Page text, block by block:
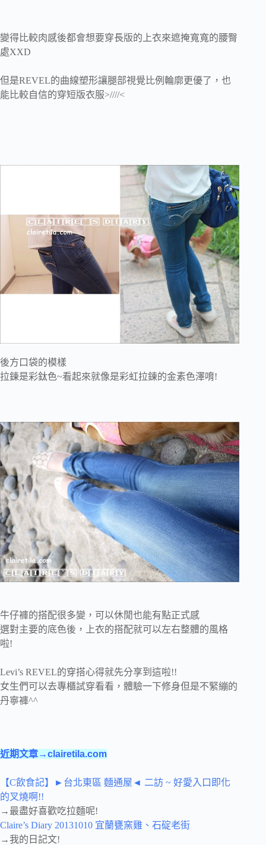
變得比較肉感後都會想要穿長版的上衣來遮掩寬寬的腰臀
處XXD
但是REVEL的曲線塑形讓腿部視覺比例輪廓更優了，也
能比較自信的穿短版衣服>////<
後方口袋的模樣
拉鍊是彩鈦色~看起來就像是彩虹拉鍊的金素色澤唷!
牛仔褲的搭配很多變，可以休閒也能有點正式感
選對主要的底色後，上衣的搭配就可以左右整體的風格
啦!
Levi’s REVEL的穿搭心得就先分享到這啦!!
女生們可以去專櫃試穿看看，體驗一下修身但是不緊繃的
丹寧褲^^
近期文章→clairetila.com
【C飲食記】►台北東區 麵通屋◄ 二訪 ~ 好愛入口即化
的叉燒啊!!
→最盡好喜歡吃拉麵呢!
Claire’s Diary 20131010 宜蘭甕窯雞、石碇老街
→我的日記文!